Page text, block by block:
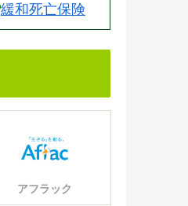
緩和死亡保険
アフラック